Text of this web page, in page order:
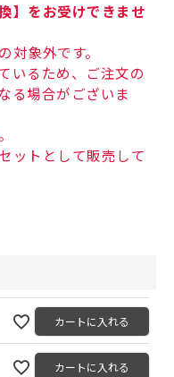
】をお受けできませ
象外です。
いるため、ご注文の
る場合がございま
ットとして販売して
カートに入れる
カートに入れる